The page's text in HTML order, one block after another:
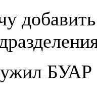
БУАР